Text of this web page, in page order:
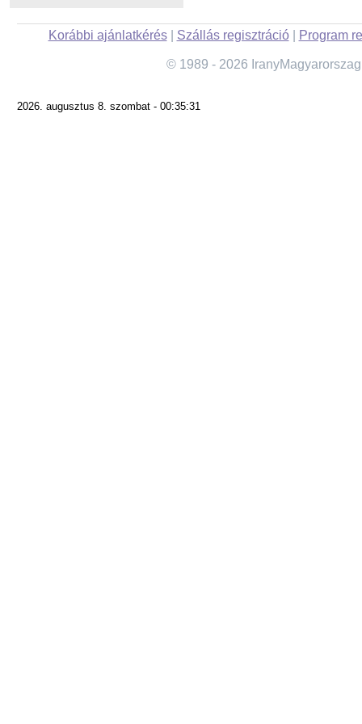
Korábbi ajánlatkérés| Szállás regisztráció| Program
© 1989 - 2026
2026. augusztus 8. szombat - 00:35:31